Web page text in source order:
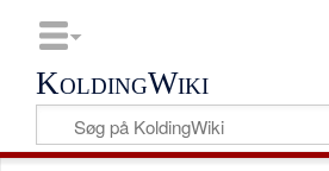
KoldingWiki